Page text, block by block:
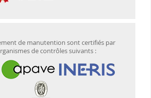
de manutention sont certifiés par
de contrôles suivants :